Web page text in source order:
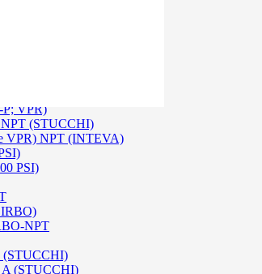
P; VPR)
NPT (STUCCHI)
VPR) NPT (INTEVA)
PSI)
IRBO)
NPT
(STUCCHI)
A (STUCCHI)